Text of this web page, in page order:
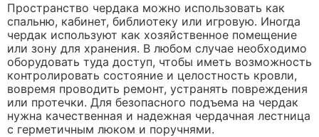
Пространство чердака можно использовать как
спальню, кабинет, библиотеку или игровую. Иногда
чердак используют как хозяйственное помещение
или зону для хранения. В любом случае необходимо
оборудовать туда доступ, чтобы иметь возможность
контролировать состояние и целостность кровли,
вовремя проводить ремонт, устранять повреждения
или протечки. Для безопасного подъема на чердак
нужна качественная и надежная чердачная лестница
с герметичным люком и поручнями.